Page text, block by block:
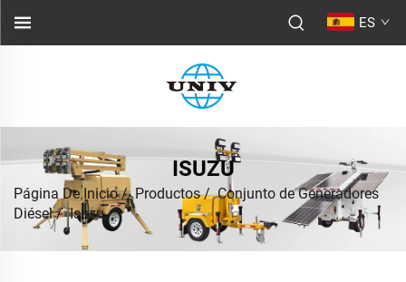
ES
ISUZU
Página De Inicio/Productos/Conjunto de Generadores
Diésel/Isuzu